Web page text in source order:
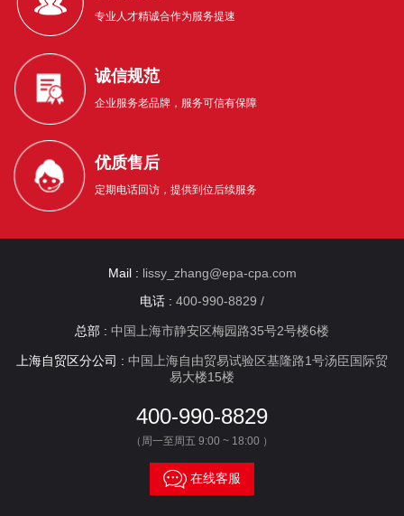
专业人才精诚合作为服务提速
诚信规范
企业服务老品牌，服务可信有保障
优质售后
定期电话回访，提供到位后续服务
Mail : lissy_zhang@epa-cpa.com
电话 : 400-990-8829 /
总部 : 中国上海市静安区梅园路35号2号楼6楼
上海自贸区分公司 : 中国上海自由贸易试验区基隆路1号汤臣国际贸
易大楼15楼
400-990-8829
（周一至周五 9:00 ~ 18:00 ）
 在线客服